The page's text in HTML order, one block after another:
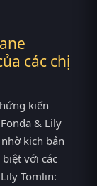
các chị
kiến
& Lily
kịch bản
với các
Tomlin: